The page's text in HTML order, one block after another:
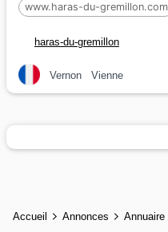
www.haras-du-gremillon.com
haras-du-gremillon
Vernon Vienne
Accueil Annonces Annuaire